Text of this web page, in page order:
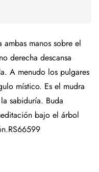
ambas manos sobre el
derecha descansa
A menudo los pulgares
místico. Es el mudra
sabiduría. Buda
bajo el árbol
RS66599